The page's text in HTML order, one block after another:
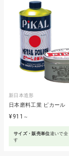
新日本造形
日本磨料工業 ピカール
¥911 ～
サイズ・販売単位違いで全
す